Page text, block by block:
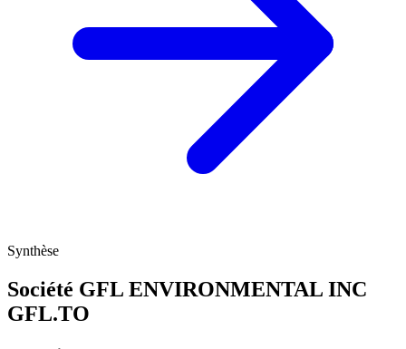
Synthèse
Société GFL ENVIRONMENTAL INC
GFL.TO